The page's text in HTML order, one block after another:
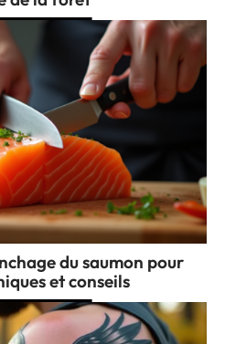
du saumon pour
et conseils